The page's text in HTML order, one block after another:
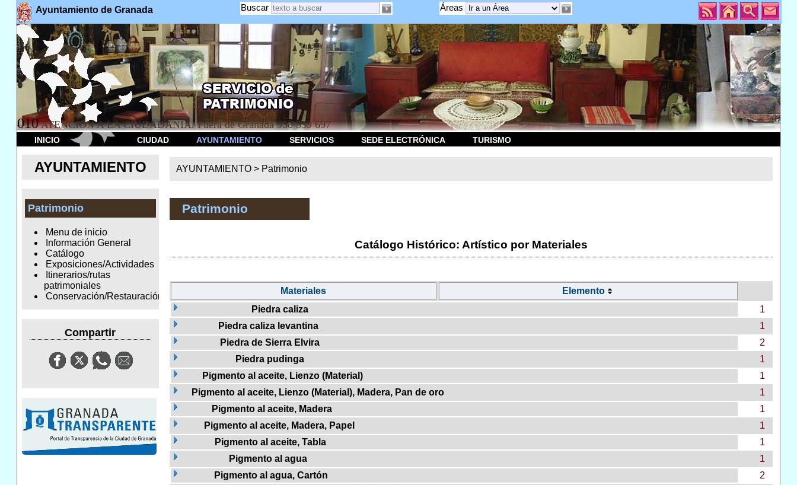
Ayuntamiento de Granada Áreas
Buscar
010 ATENCION A LA CIUDADANÍA. Fuera de Granada 958 539 697
INICIO CIUDAD AYUNTAMIENTO SERVICIOS SEDE ELECTRÓNICA TURISMO
AYUNTAMIENTO
Patrimonio
Menu de inicio
Información General
Catálogo
Exposiciones/Actividades
Itinerarios/rutas
patrimoniales
Conservación/Restauración
Compartir
AYUNTAMIENTO > Patrimonio
Patrimonio
Catálogo Histórico: Artístico por Materiales
Materiales
Elemento
Piedra caliza
1
Piedra caliza levantina
1
Piedra de Sierra Elvira
2
Piedra pudinga
1
Pigmento al aceite, Lienzo (Material)
1
Pigmento al aceite, Lienzo (Material), Madera, Pan de oro
1
Pigmento al aceite, Madera
1
Pigmento al aceite, Madera, Papel
1
Pigmento al aceite, Tabla
1
Pigmento al agua
1
Pigmento al agua, Cartón
2